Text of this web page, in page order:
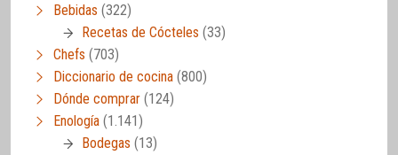
Bebidas (322)
Recetas de Cócteles (33)
Chefs (703)
Diccionario de cocina (800)
Dónde comprar (124)
Enología (1.141)
Bodegas (13)